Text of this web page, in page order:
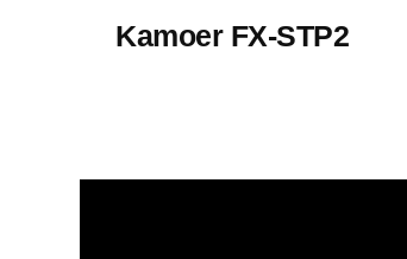
Kamoer FX-STP2